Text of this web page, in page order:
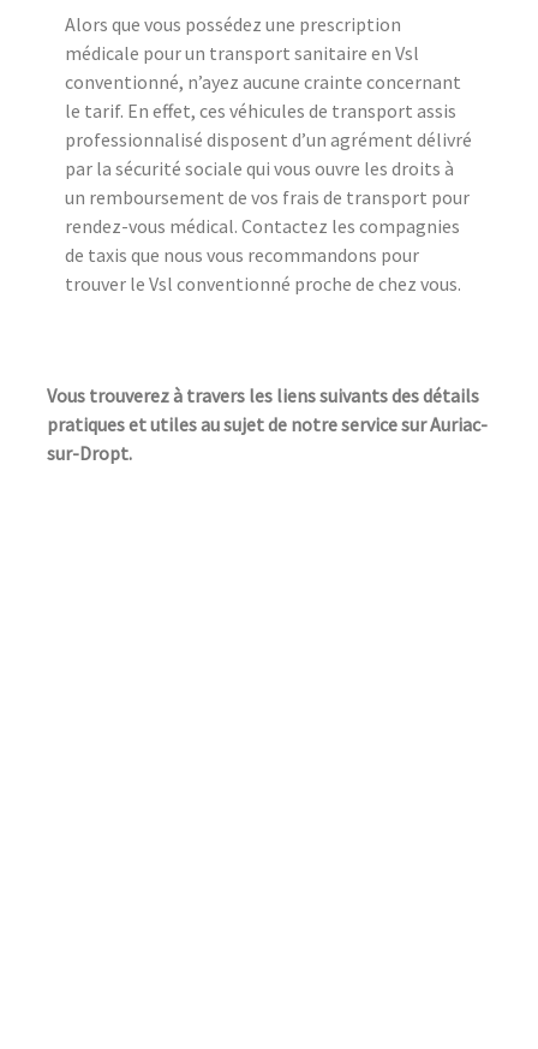
Alors que vous possédez une prescription
médicale pour un transport sanitaire en Vsl
conventionné, n’ayez aucune crainte concernant
le tarif. En effet, ces véhicules de transport assis
professionnalisé disposent d’un agrément délivré
par la sécurité sociale qui vous ouvre les droits à
un remboursement de vos frais de transport pour
rendez-vous médical. Contactez les compagnies
de taxis que nous vous recommandons pour
trouver le Vsl conventionné proche de chez vous.
Vous trouverez à travers les liens suivants des détails
pratiques et utiles au sujet de notre service sur Auriac-
sur-Dropt.